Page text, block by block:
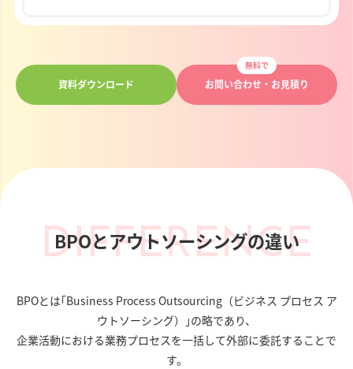
資料ダウンロード
無料で
お問い合わせ・お見積り
BPOとアウトソーシングの違い
DIFFERENCE
BPOとは｢Business Process Outsourcing（ビジネス プロセス ア
ウトソーシング）｣の略であり、
企業活動における業務プロセスを一括して外部に委託することで
す。